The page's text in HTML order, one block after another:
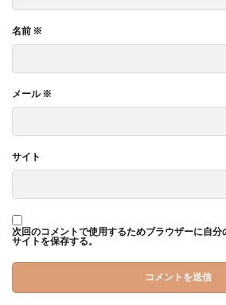
名前 ※
メール※
サイト
次回のコメントで使用するためブラウザーに自分
サイトを保存する。